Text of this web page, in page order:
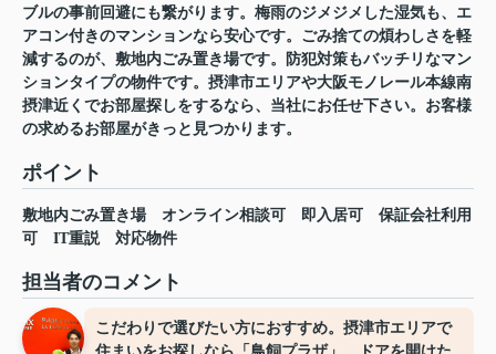
ブルの事前回避にも繋がります。梅雨のジメジメした湿気も、エ
アコン付きのマンションなら安心です。ごみ捨ての煩わしさを軽
減するのが、敷地内ごみ置き場です。防犯対策もバッチリなマン
ションタイプの物件です。摂津市エリアや大阪モノレール本線南
摂津近くでお部屋探しをするなら、当社にお任せ下さい。お客様
の求めるお部屋がきっと見つかります。
ポイント
敷地内ごみ置き場 オンライン相談可 即入居可
保証会社利用
可
IT重説 対応物件
担当者のコメント
こだわりで選びたい方におすすめ。摂津市エリアで